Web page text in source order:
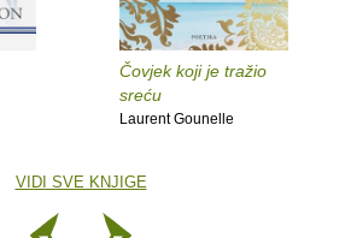
Čovjek koji je tražio
sreću
Laurent Gounelle
VIDI SVE KNJIGE